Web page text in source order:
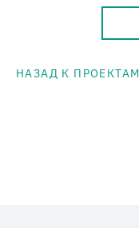
НАЗАД К ПРОЕКТАМ